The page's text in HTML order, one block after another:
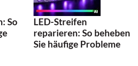
So
LED-Streifen
reparieren: So beheben
Sie häufige Probleme